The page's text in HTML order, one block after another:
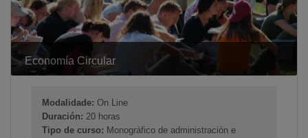
Economía Circular
Modalidade: On Line
Duración: 20 horas
Tipo de curso: Monográfico de administración e